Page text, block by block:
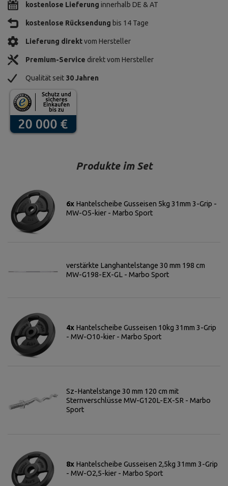
kostenlose Lieferung innerhalb DE & AT
kostenlose Rücksendung bis 14 Tage
Lieferung direktvom Hersteller
Premium-Service direkt vom Hersteller
Qualität seit 30 Jahren
Produkte im Set
6x Hantelscheibe Gusseisen 5kg 31mm 3-Grip -
MW-O5-kier - Marbo Sport
verstärkte Langhantelstange 30 mm 198 cm
MW-G198-EX-GL - Marbo Sport
4x Hantelscheibe Gusseisen 10kg 31mm 3-Grip
- MW-O10-kier - Marbo Sport
Sz-Hantelstange 30 mm 120 cm mit
Sternverschlüsse MW-G120L-EX-SR - Marbo
Sport
8x Hantelscheibe Gusseisen 2,5kg 31mm 3-Grip
- MW-O2,5-kier - Marbo Sport